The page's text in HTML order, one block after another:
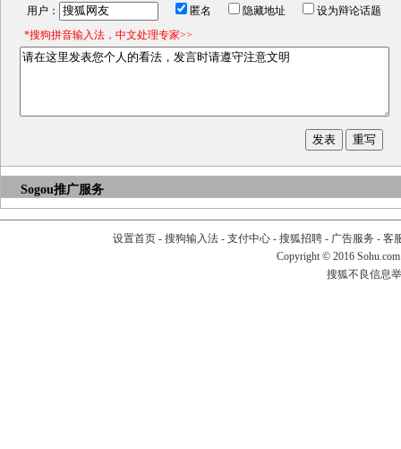
用户： 匿名 隐藏地址
设为辩论话题
*搜狗拼音输入法，中文处理专家>>
Sogou推广服务
设置首页- 搜狗输入法- 支付中心- 搜狐招聘- 广告服务 - 客
Copyright © 2016
搜狐不良信息